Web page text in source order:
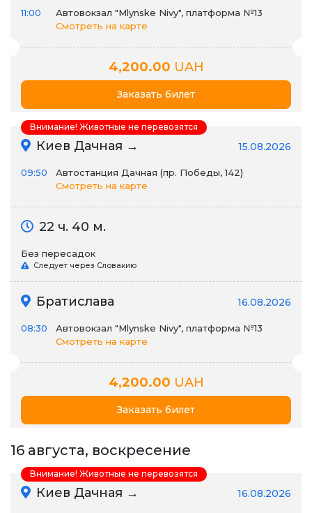
11:00
Автовокзал "Mlynske Nivy", платформа №13
Смотреть на карте
4,200.00 UAH
Заказать билет
Киев Дачная → 15.08.2026
09:50
Автостанция Дачная (пр. Победы, 142)
Смотреть на карте
22 ч. 40 м.
Без пересадок
Следует через Словакию
Братислава 16.08.2026
08:30
Автовокзал "Mlynske Nivy", платформа №13
Смотреть на карте
4,200.00 UAH
Заказать билет
Внимание! Животные не перевозятся
16 августа, воскресение
Киев Дачная → 16.08.2026
Внимание! Животные не перевозятся